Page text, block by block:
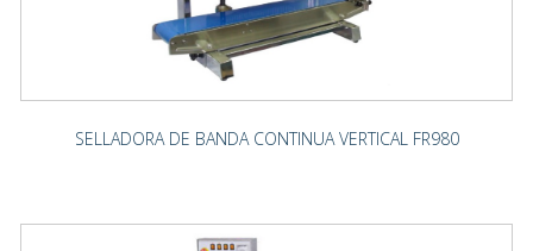
SELLADORA DE BANDA CONTINUA VERTICAL FR980